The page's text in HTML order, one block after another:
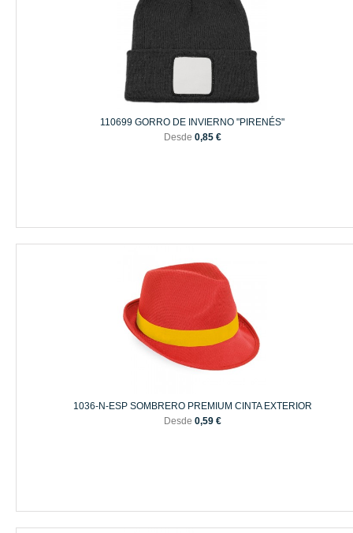
110699 GORRO DE INVIERNO "PIRENÉS"
Desde 0,85 €
1036-N-ESP SOMBRERO PREMIUM CINTA EXTERIOR
Desde 0,59 €